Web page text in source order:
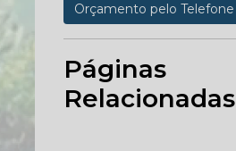
Orçamento pelo Telefone
Páginas
Relacionadas